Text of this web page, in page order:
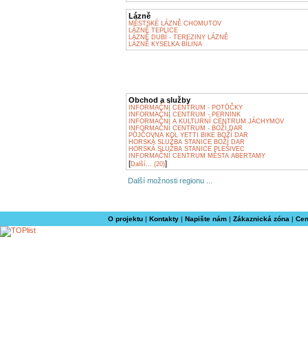
Lázně
MĚSTSKÉ LÁZNĚ CHOMUTOV
LÁZNĚ TEPLICE
LÁZNĚ DUBÍ - TEREZINY LÁZNĚ
LÁZNĚ KYSELKA BÍLINA
Obchod a služby
INFORMAČNÍ CENTRUM - POTŮČKY
INFORMAČNÍ CENTRUM - PERNINK
INFORMAČNÍ A KULTURNÍ CENTRUM JÁCHYMOV
INFORMAČNÍ CENTRUM - BOŽÍ DAR
PŮJČOVNA KOL YETTI BIKE BOŽÍ DAR
HORSKÁ SLUŽBA STANICE BOŽÍ DAR
HORSKÁ SLUŽBA STANICE PLEŠIVEC
INFORMAČNÍ CENTRUM MĚSTA ABERTAMY
[Další... (20)]
Další možnosti regionu ...
O projektu| Kontakty| Napište nám| Zákaznická zóna |